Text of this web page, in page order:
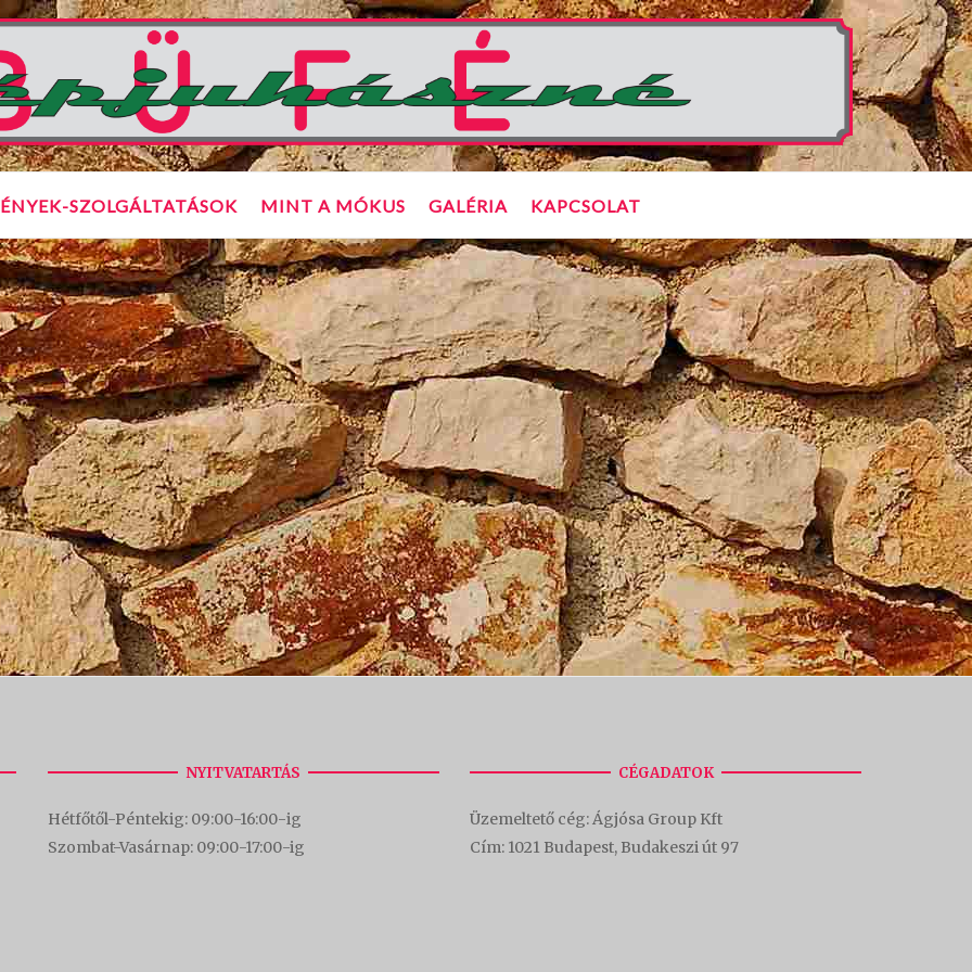
SZOLGÁLTATÁSOK MINT A MÓKUS GALÉRIA KAPCSOLAT
NYITVATARTÁS
Hétfőtől-Péntekig: 09:00-16:00-ig
Szombat-Vasárnap: 09:00-17:00-ig
CÉGADATOK
Üzemeltető cég: Ágjósa Group Kft
Cím: 1021 Budapest, Budakeszi út 97